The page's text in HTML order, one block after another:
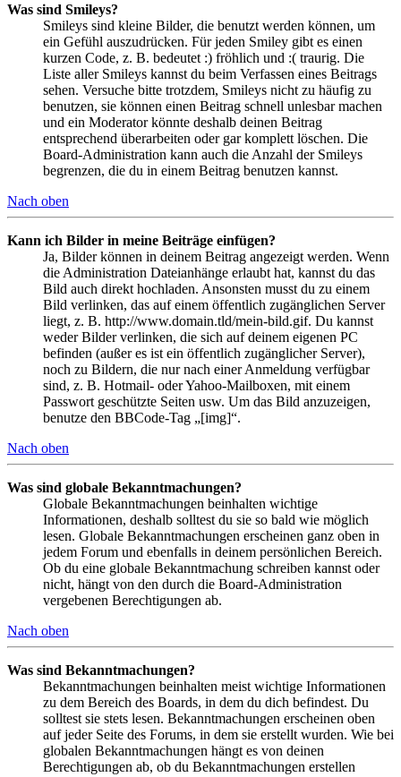
Was sind Smileys?
Smileys sind kleine Bilder, die benutzt werden können, um
ein Gefühl auszudrücken. Für jeden Smiley gibt es einen
kurzen Code, z. B. bedeutet :) fröhlich und :( traurig. Die
Liste aller Smileys kannst du beim Verfassen eines Beitrags
sehen. Versuche bitte trotzdem, Smileys nicht zu häufig zu
benutzen, sie können einen Beitrag schnell unlesbar machen
und ein Moderator könnte deshalb deinen Beitrag
entsprechend überarbeiten oder gar komplett löschen. Die
Board-Administration kann auch die Anzahl der Smileys
begrenzen, die du in einem Beitrag benutzen kannst.
Nach oben
Kann ich Bilder in meine Beiträge einfügen?
Ja, Bilder können in deinem Beitrag angezeigt werden. Wenn
die Administration Dateianhänge erlaubt hat, kannst du das
Bild auch direkt hochladen. Ansonsten musst du zu einem
Bild verlinken, das auf einem öffentlich zugänglichen Server
liegt, z. B. http://www.domain.tld/mein-bild.gif. Du kannst
weder Bilder verlinken, die sich auf deinem eigenen PC
befinden (außer es ist ein öffentlich zugänglicher Server),
noch zu Bildern, die nur nach einer Anmeldung verfügbar
sind, z. B. Hotmail- oder Yahoo-Mailboxen, mit einem
Passwort geschützte Seiten usw. Um das Bild anzuzeigen,
benutze den BBCode-Tag „[img]“.
Nach oben
Was sind globale Bekanntmachungen?
Globale Bekanntmachungen beinhalten wichtige
Informationen, deshalb solltest du sie so bald wie möglich
lesen. Globale Bekanntmachungen erscheinen ganz oben in
jedem Forum und ebenfalls in deinem persönlichen Bereich.
Ob du eine globale Bekanntmachung schreiben kannst oder
nicht, hängt von den durch die Board-Administration
vergebenen Berechtigungen ab.
Nach oben
Was sind Bekanntmachungen?
Bekanntmachungen beinhalten meist wichtige Informationen
zu dem Bereich des Boards, in dem du dich befindest. Du
solltest sie stets lesen. Bekanntmachungen erscheinen oben
auf jeder Seite des Forums, in dem sie erstellt wurden. Wie bei
globalen Bekanntmachungen hängt es von deinen
Berechtigungen ab, ob du Bekanntmachungen erstellen